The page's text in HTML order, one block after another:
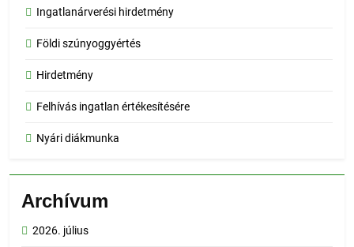
Ingatlanárverési hirdetmény
Földi szúnyoggyértés
Hirdetmény
Felhívás ingatlan értékesítésére
Nyári diákmunka
Archívum
2026. július